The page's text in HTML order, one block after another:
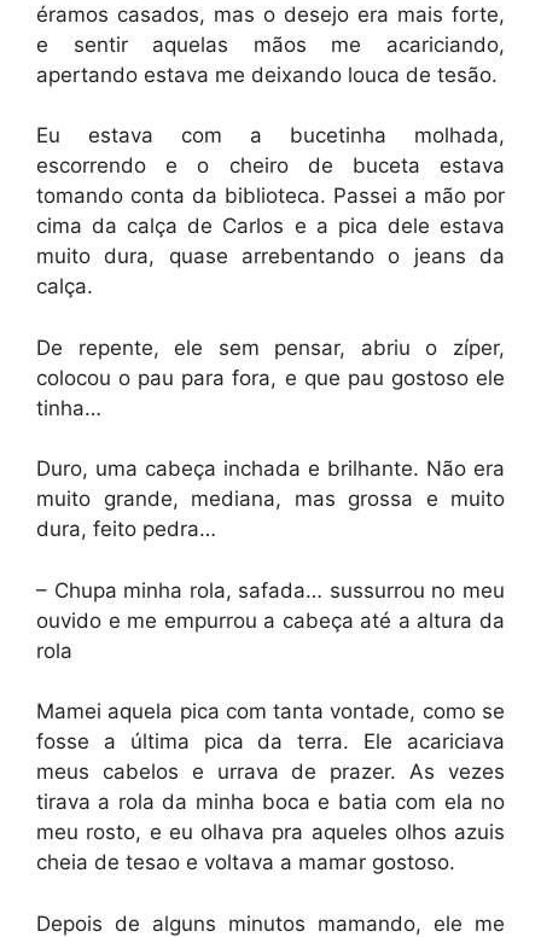
éramos casados, mas o desejo era mais forte,
e sentir aquelas mãos me acariciando,
apertando estava me deixando louca de tesão.
Eu estava com a bucetinha molhada,
escorrendo e o cheiro de buceta estava
tomando conta da biblioteca. Passei a mão por
cima da calça de Carlos e a pica dele estava
muito dura, quase arrebentando o jeans da
calça.
De repente, ele sem pensar, abriu o zíper,
colocou o pau para fora, e que pau gostoso ele
tinha…
Duro, uma cabeça inchada e brilhante. Não era
muito grande, mediana, mas grossa e muito
dura, feito pedra…
– Chupa minha rola, safada… sussurrou no meu
ouvido e me empurrou a cabeça até a altura da
rola
Mamei aquela pica com tanta vontade, como se
fosse a última pica da terra. Ele acariciava
meus cabelos e urrava de prazer. As vezes
tirava a rola da minha boca e batia com ela no
meu rosto, e eu olhava pra aqueles olhos azuis
cheia de tesao e voltava a mamar gostoso.
Depois de alguns minutos mamando, ele me